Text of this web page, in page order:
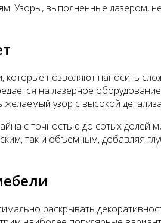
Узоры, выполненные лазером,
позволяют наносить
на лазерное
желаемый узор с высокой
с точностью до сотых долей
так и объемным, добавляя
раскрывать